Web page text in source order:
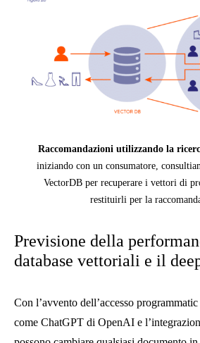
Raccomandazioni utilizzando la
iniziando con un consumatore,
VectorDB per recuperare i vettori di
restituirli per la
Previsione della
database vettoriali e il
Con l’avvento dell’accesso
come ChatGPT di OpenAI e